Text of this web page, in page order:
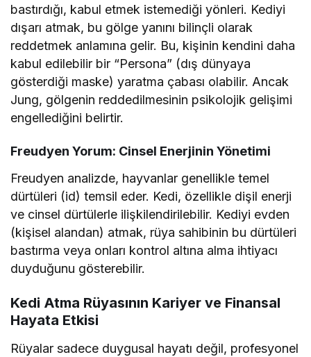
bastırdığı, kabul etmek istemediği yönleri. Kediyi
dışarı atmak, bu gölge yanını bilinçli olarak
reddetmek anlamına gelir. Bu, kişinin kendini daha
kabul edilebilir bir “Persona” (dış dünyaya
gösterdiği maske) yaratma çabası olabilir. Ancak
Jung, gölgenin reddedilmesinin psikolojik gelişimi
engellediğini belirtir.
Freudyen Yorum: Cinsel Enerjinin Yönetimi
Freudyen analizde, hayvanlar genellikle temel
dürtüleri (id) temsil eder. Kedi, özellikle dişil enerji
ve cinsel dürtülerle ilişkilendirilebilir. Kediyi evden
(kişisel alandan) atmak, rüya sahibinin bu dürtüleri
bastırma veya onları kontrol altına alma ihtiyacı
duyduğunu gösterebilir.
Kedi Atma Rüyasının Kariyer ve Finansal
Hayata Etkisi
Rüyalar sadece duygusal hayatı değil, profesyonel